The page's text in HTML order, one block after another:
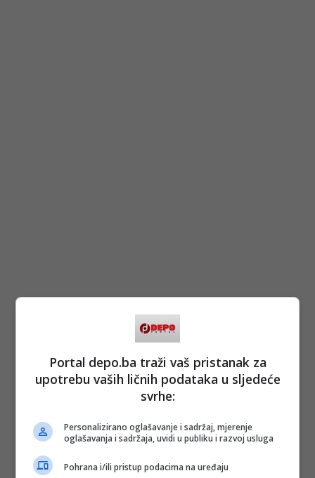
Portal depo.ba traži vaš pristanak za
upotrebu vaših ličnih podataka u sljedeće
svrhe:
Personalizirano oglašavanje i sadržaj, mjerenje
oglašavanja i sadržaja, uvidi u publiku i razvoj usluga
Pohrana i/ili pristup podacima na uređaju